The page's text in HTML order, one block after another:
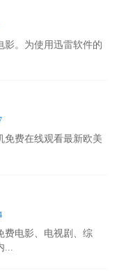
影。为使用迅雷软件的
免费在线观看最新欧美
费电影、电视剧、综